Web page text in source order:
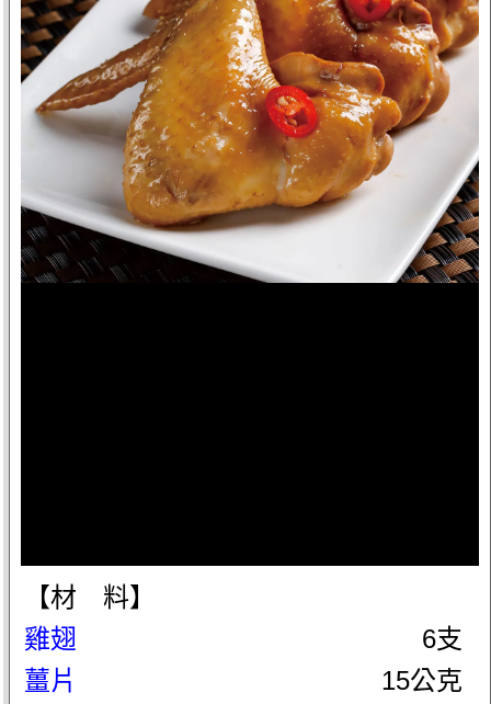
【材 料】
雞翅
6支
薑片
15公克